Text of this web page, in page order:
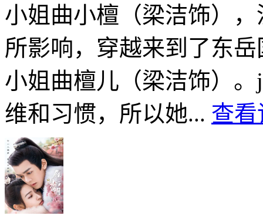
小姐曲小檀（梁洁饰）
所影响，穿越来到了东
小姐曲檀儿（梁洁饰）
维和习惯，所以她... 查看